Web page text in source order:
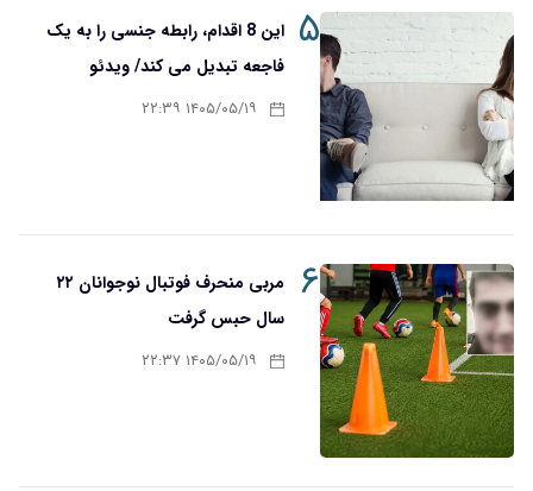
۵
این 8 اقدام، رابطه جنسی را به یک
فاجعه تبدیل می کند/ ویدئو
۶
مربی منحرف فوتبال نوجوانان ۲۲
سال حبس گرفت
۱۴۰۵/۰۵/۱۹ ۲۲:۳۷